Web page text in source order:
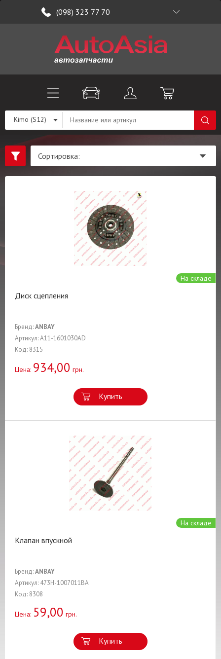
(098) 323 77 70
Kimo (S12)
На складе
Диск сцепления
Бренд:ANBAY
Артикул: A11-1601030AD
Код: 8315
Цена: 934,00 грн.
Купить
На складе
Клапан впускной
Бренд:ANBAY
Артикул: 473H-1007011BA
Код: 8308
Цена: 59,00 грн.
Купить